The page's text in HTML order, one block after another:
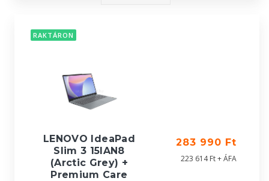
RAKTÁRON
LENOVO IdeaPad
Slim 3 15IAN8
(Arctic Grey) +
Premium Care
283 990 Ft
223 614 Ft + ÁFA